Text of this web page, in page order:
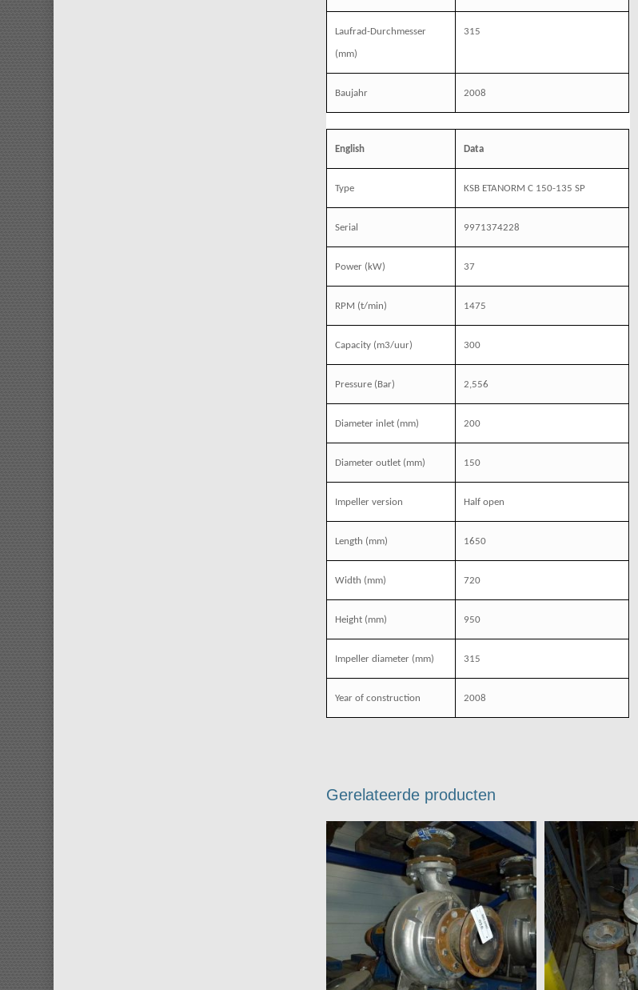
Laufrad-Durchmesser
(mm)
315
Baujahr 2008
English Data
Type KSB ETANORM C 150-135 SP
Serial 9971374228
Power (kW) 37
RPM (t/min) 1475
Capacity (m3/uur) 300
Pressure (Bar) 2,556
Diameter inlet (mm) 200
Diameter outlet (mm) 150
Impeller version Half open
Length (mm) 1650
Width (mm) 720
Height (mm) 950
Impeller diameter (mm) 315
Year of construction 2008
Gerelateerde producten